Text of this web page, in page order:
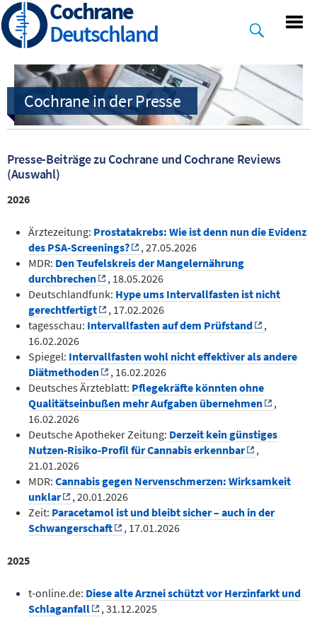
Skip
to
main
Cochrane
Deutschland
Presse-Beiträge zu Cochrane und Cochrane Reviews
(Auswahl)
2026
Ärztezeitung: Prostatakrebs: Wie ist denn nun die Evidenz
des PSA-Screenings?
, 27.05.2026
MDR: Den Teufelskreis der Mangelernährung
durchbrechen
, 18.05.2026
Deutschlandfunk: Hype ums Intervallfasten ist nicht
gerechtfertigt
, 17.02.2026
tagesschau: Intervallfastenauf dem Prüfstand
,
16.02.2026
Spiegel: Intervallfasten wohl nicht effektiver als andere
Diätmethoden
, 16.02.2026
Deutsches Ärzteblatt: Pflegekräfte könnten ohne
Qualitätseinbußen mehr Aufgaben übernehmen
,
16.02.2026
Deutsche Apotheker Zeitung: Derzeit kein günstiges
Nutzen-Risiko-Profil für Cannabis erkennbar
,
21.01.2026
MDR: Cannabis gegen Nervenschmerzen: Wirksamkeit
unklar
, 20.01.2026
Zeit: Paracetamol ist und bleibt sicher – auch in der
Schwangerschaft
, 17.01.2026
2025
t-online.de: Diese alte Arznei schützt vor Herzinfarkt und
Schlaganfall
, 31.12.2025